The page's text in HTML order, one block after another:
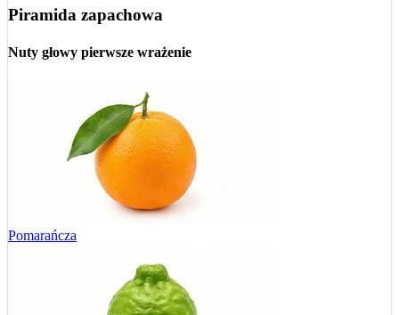
Piramida zapachowa
Nuty głowy pierwsze wrażenie
Pomarańcza